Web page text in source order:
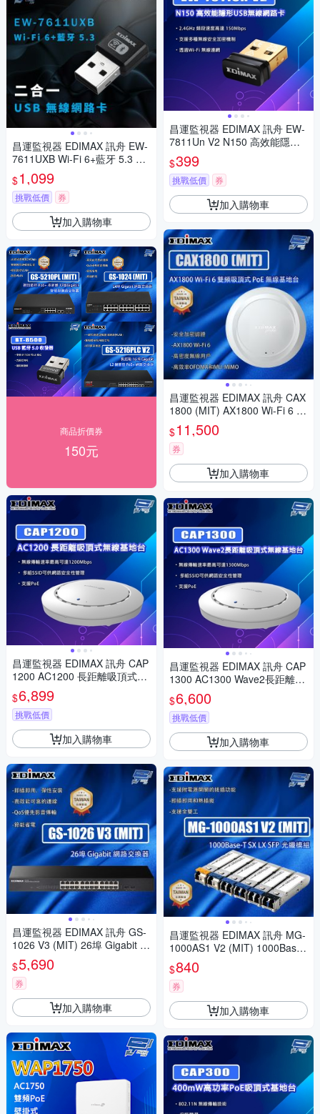
昌運監視器 EDIMAX 訊舟 EW-
7611UXB Wi-Fi 6+藍牙 5.3 二
合一 USB 無線網路卡
$1,099
挑戰低價 券
加入購物車
商品折價券
150元
昌運監視器 EDIMAX 訊舟 CAP
1200 AC1200 長距離吸頂式無
線基地台
$6,899
挑戰低價
加入購物車
昌運監視器 EDIMAX 訊舟 GS-
1026 V3 (MIT) 26埠 Gigabit 網
路交換器
$5,690
券
加入購物車
昌運監視器 EDIMAX 訊舟 EW-
7811Un V2 N150 高效能隱形U
SB無線網路卡
$399
挑戰低價 券
加入購物車
昌運監視器 EDIMAX 訊舟 CAX
1800 (MIT) AX1800 Wi-Fi 6 雙
頻吸頂式 PoE 無線基地台
$11,500
券
加入購物車
昌運監視器 EDIMAX 訊舟 CAP
1300 AC1300 Wave2長距離吸
頂式無線基地台
$6,600
挑戰低價
加入購物車
昌運監視器 EDIMAX 訊舟 MG-
1000AS1 V2 (MIT) 1000Base-
T SX LX SFP光纖模組
$840
券
加入購物車